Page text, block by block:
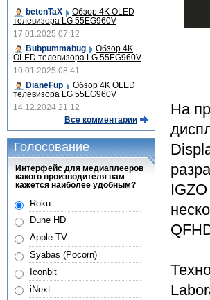
На
betenTaX
Обзор 4K OLED
телевизора LG 55EG960V
17.01.2025 07:12
Bubpummabug
Обзор 4K
OLED телевизора LG 55EG960V
10.01.2025 08:41
DianeFup
Обзор 4K OLED
телевизора LG 55EG960V
14.12.2024 21:12
Все комментарии
Голосование
Интерфейс для медиаплееров
какого производителя вам
кажется наиболее удобным?
Roku
Dune HD
Apple TV
Syabas (Pocorn)
Iconbit
iNext